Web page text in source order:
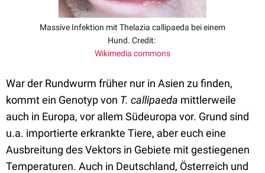
Massive Infektion mit Thelazia callipaeda bei einem
Hund. Credit:
Wikimedia commons
War der Rundwurm früher nur in Asien zu finden,
kommt ein Genotyp von T. callipaeda mittlerweile
auch in Europa, vor allem Südeuropa vor. Grund sind
u.a. importierte erkrankte Tiere, aber euch eine
Ausbreitung des Vektors in Gebiete mit gestiegenen
Temperaturen. Auch in Deutschland, Österreich und